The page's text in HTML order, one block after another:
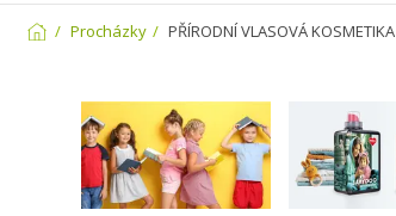
Procházky PŘÍRODNÍ VLASOVÁ KOSMETIKA